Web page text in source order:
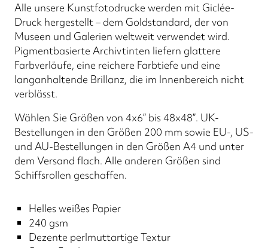
Alle unsere Kunstfotodrucke werden mit Giclée-
Druck hergestellt – dem Goldstandard, der von
Museen und Galerien weltweit verwendet wird.
Pigmentbasierte Archivtinten liefern glattere
Farbverläufe, eine reichere Farbtiefe und eine
langanhaltende Brillanz, die im Innenbereich nicht
verblässt.
Wählen Sie Größen von 4x6” bis 48x48”. UK-
Bestellungen in den Größen 200 mm sowie EU-, US-
und AU-Bestellungen in den Größen A4 und unter
dem Versand flach. Alle anderen Größen sind
Schiffsrollen geschaffen.
Helles weißes Papier
240 gsm
Dezente perlmuttartige Textur